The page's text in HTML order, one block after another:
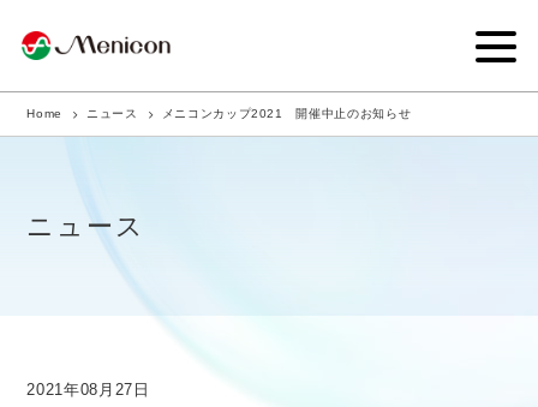
企業情報
商品サイト
Home ニュース メニコンカップ2021 開催中止のお知らせ
ニュース
2021年08月27日